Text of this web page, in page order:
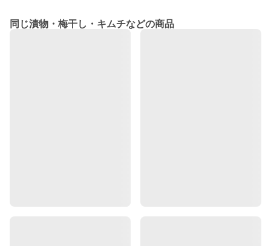
同じ漬物・梅干し・キムチなどの商品